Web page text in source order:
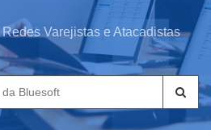
Varejistas e Atacadistas